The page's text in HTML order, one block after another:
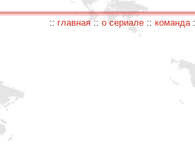
:: главная:: о сериале :: команда